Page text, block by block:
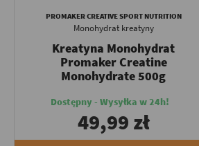
PROMAKER CREATIVE SPORT NUTRITION
Monohydrat kreatyny
Kreatyna Monohydrat
Promaker Creatine
Monohydrate 500g
Dostępny - Wysyłka w 24h!
49,99 zł